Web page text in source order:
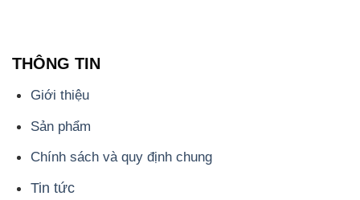
THÔNG TIN
Giới thiệu
Sản phẩm
Chính sách và quy định chung
Tin tức